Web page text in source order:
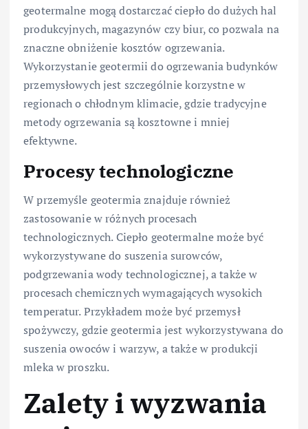
geotermalne mogą dostarczać ciepło do dużych hal
produkcyjnych, magazynów czy biur, co pozwala na
znaczne obniżenie kosztów ogrzewania.
Wykorzystanie geotermii do ogrzewania budynków
przemysłowych jest szczególnie korzystne w
regionach o chłodnym klimacie, gdzie tradycyjne
metody ogrzewania są kosztowne i mniej
efektywne.
Procesy technologiczne
W przemyśle geotermia znajduje również
zastosowanie w różnych procesach
technologicznych. Ciepło geotermalne może być
wykorzystywane do suszenia surowców,
podgrzewania wody technologicznej, a także w
procesach chemicznych wymagających wysokich
temperatur. Przykładem może być przemysł
spożywczy, gdzie geotermia jest wykorzystywana do
suszenia owoców i warzyw, a także w produkcji
mleka w proszku.
Zalety i wyzwania